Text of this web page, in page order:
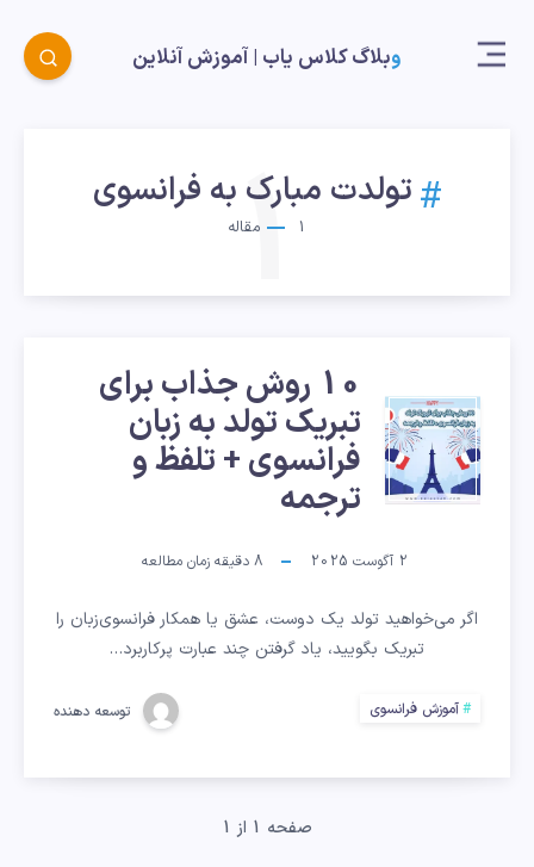
وبلاگ کلاس یاب |‌ آموزش آنلاین
تولدت مبارک به فرانسوی
1 مقاله
1
10
روش
جذاب
برای
تبریک
تولد
به
زبان
10 روش جذاب برای
تبریک تولد به زبان
فرانسوی + تلفظ و
ترجمه
2 آگوست 2025 8 دقیقه زمان مطالعه
اگر می‌خواهید تولد یک دوست، عشق یا همکار فرانسوی‌زبان را
تبریک بگویید، یاد گرفتن چند عبارت پرکاربرد…
آموزش فرانسوی توسعه دهنده
صفحه 1 از 1